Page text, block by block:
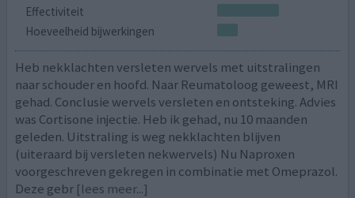
Effectiviteit
Hoeveelheid bijwerkingen
Heb nekklachten versleten wervels met uitstralingen
naar schouder en hoofd. Naar Reumatoloog geweest, MRI
gehad. Conclusie wervels versleten en ontsteking. Advies
was Cortisone injectie. Heb ik gehad, nu 10 maanden
geleden. Uitstraling is weg nekklachten blijven
(uiteraard bij versleten nekwervels) Nu Naproxen
voorgeschreven gekregen in combinatie met Omeprazol.
Deze gebr [lees meer...]